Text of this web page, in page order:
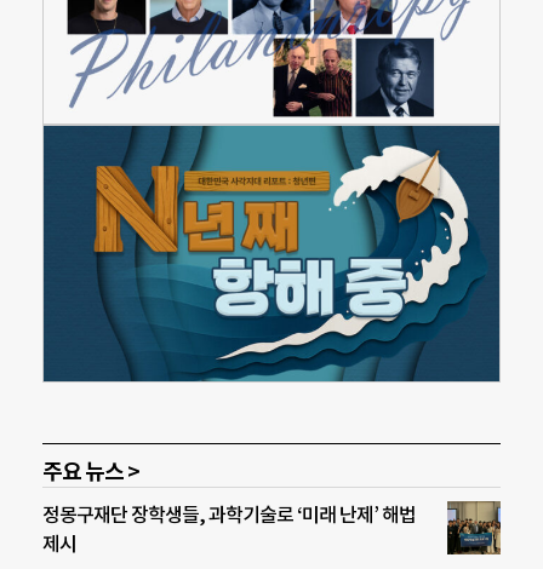
주요 뉴스 >
정몽구재단 장학생들, 과학기술로 ‘미래 난제’ 해법
제시